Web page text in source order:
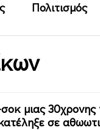
Πολιτισμός
μιας 30χρονης
σε